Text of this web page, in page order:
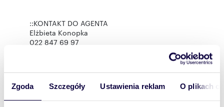
Zgoda Szczegóły Ustawienia reklam O plikach
::KONTAKT DO AGENTA
Elżbieta Konopka
022 847 69 97
Oferta wysłana z systemu Galactica Virgo